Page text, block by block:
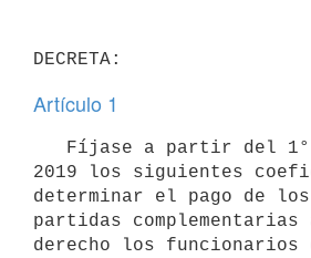
Artículo 1
2019 los siguientes
determinar el pago de
partidas complementarias
derecho los